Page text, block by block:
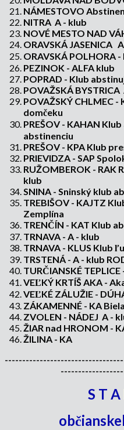
NÁMESTOVO
NITRA A - klub
NOVÉ MESTO NAD
ORAVSKÁ JASENICA
ORAVSKÁ POLHORA -
PEZINOK - ALFA klub
POPRAD - Klub
POVAŽSKÁ BYSTRICA
POVAŽSKÝ CHLMEC
domčeku
PREŠOV - KAHAN
abstinenciu
PREŠOV - KPA Klub
PRIEVIDZA - SAP
RUŽOMBEROK -
klub
SNINA - Sninský klub
TREBIŠOV - KAJTZ
Zemplína
TRENČÍN - KAT Klub
TRNAVA - A - klub
TRNAVA - KLUS Klub
TRSTENÁ - A - klub
TURČIANSKÉ
VEĽKÝ KRTÍŠ AKA -
VEĽKÉ ZÁLUŽIE -
ZÁKAMENNÉ - KA
ZVOLEN - NÁDEJ A -
ŽIAR nad HRONOM -
ŽILINA - KA
S T